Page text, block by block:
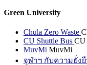
Green University
Chula Zero Waste
CU Shuttle Bus CU
MuvMi MuvMi
จุฬาฯ กับความยั่ง